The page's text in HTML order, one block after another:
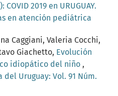
COVID 2019 en URUGUAY.
en atención pediátrica
Caggiani, Valeria Cocchi,
Giachetto, Evolución
idiopático del niño ,
Uruguay: Vol. 91 Núm.